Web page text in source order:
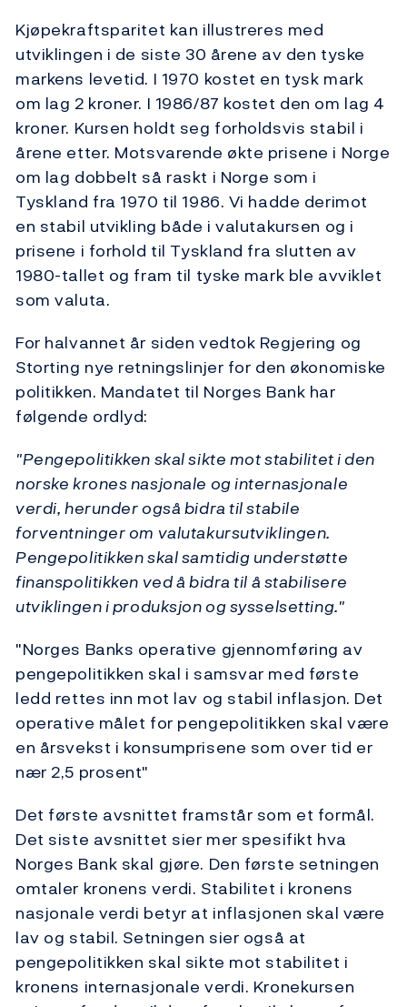
Kjøpekraftsparitet kan illustreres med
utviklingen i de siste 30 årene av den tyske
markens levetid. I 1970 kostet en tysk mark
om lag 2 kroner. I 1986/87 kostet den om lag 4
kroner. Kursen holdt seg forholdsvis stabil i
årene etter. Motsvarende økte prisene i Norge
om lag dobbelt så raskt i Norge som i
Tyskland fra 1970 til 1986. Vi hadde derimot
en stabil utvikling både i valutakursen og i
prisene i forhold til Tyskland fra slutten av
1980-tallet og fram til tyske mark ble avviklet
som valuta.
For halvannet år siden vedtok Regjering og
Storting nye retningslinjer for den økonomiske
politikken. Mandatet til Norges Bank har
følgende ordlyd:
"Pengepolitikken skal sikte mot stabilitet i den
norske krones nasjonale og internasjonale
verdi, herunder også bidra til stabile
forventninger om valutakursutviklingen.
Pengepolitikken skal samtidig understøtte
finanspolitikken ved å bidra til å stabilisere
utviklingen i produksjon og sysselsetting."
"Norges Banks operative gjennomføring av
pengepolitikken skal i samsvar med første
ledd rettes inn mot lav og stabil inflasjon. Det
operative målet for pengepolitikken skal være
en årsvekst i konsumprisene som over tid er
nær 2,5 prosent"
Det første avsnittet framstår som et formål.
Det siste avsnittet sier mer spesifikt hva
Norges Bank skal gjøre. Den første setningen
omtaler kronens verdi. Stabilitet i kronens
nasjonale verdi betyr at inflasjonen skal være
lav og stabil. Setningen sier også at
pengepolitikken skal sikte mot stabilitet i
kronens internasjonale verdi. Kronekursen